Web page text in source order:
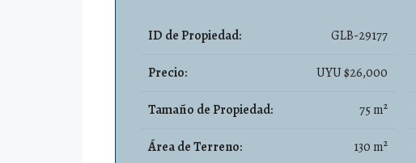
ID de Propiedad: GLB-29177
Precio: UYU $26,000
Tamaño de Propiedad: 75 m²
Área de Terreno: 130 m²